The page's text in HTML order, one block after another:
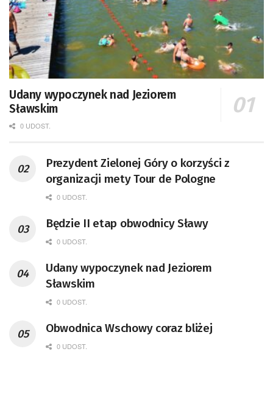
Udany wypoczynek nad Jeziorem
Sławskim
0 UDOST.
Prezydent Zielonej Góry o korzyści z
organizacji mety Tour de Pologne
0 UDOST.
Będzie II etap obwodnicy Sławy
0 UDOST.
Udany wypoczynek nad Jeziorem
Sławskim
0 UDOST.
Obwodnica Wschowy coraz bliżej
0 UDOST.